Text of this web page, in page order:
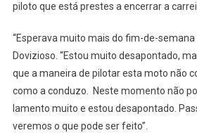
piloto que está prestes a encerrar a
“Esperava muito mais do fim-de-semana
Dovizioso. “Estou muito desapontado,
que a maneira de pilotar esta moto não
como a conduzo. Neste momento não
lamento muito e estou desapontado.
veremos o que pode ser feito”.